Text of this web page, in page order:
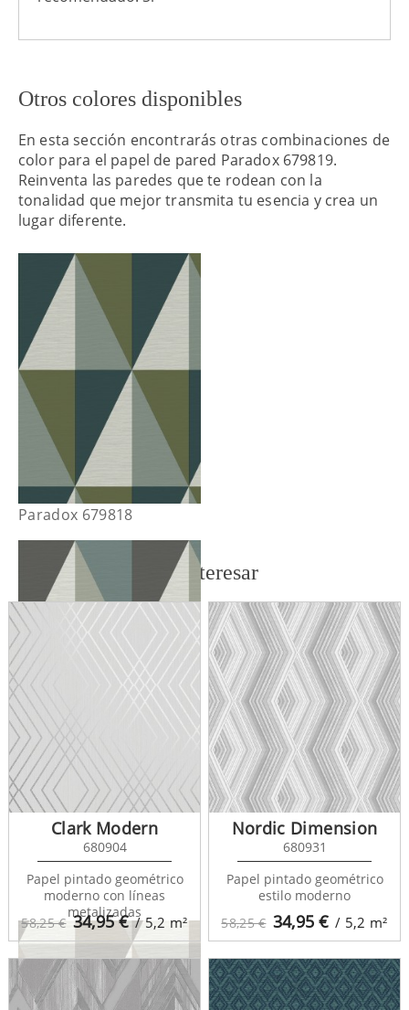
Otros colores disponibles
En esta sección encontrarás otras combinaciones de
color para el papel de pared Paradox 679819.
Reinventa las paredes que te rodean con la
tonalidad que mejor transmita tu esencia y crea un
lugar diferente.
Paradox 679818
Paradox 679820
También te puede interesar
58,25 € 34,95€ / 5,2 m²
Clark Modern
680904
Papel pintado geométrico
moderno con líneas
metalizadas
58,25 € 34,95 € / 5,2 m²
Nordic Dimension
680931
Papel pintado geométrico
estilo moderno